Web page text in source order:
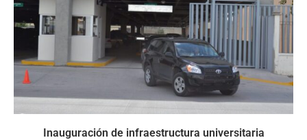
Inauguración de infraestructura universitaria